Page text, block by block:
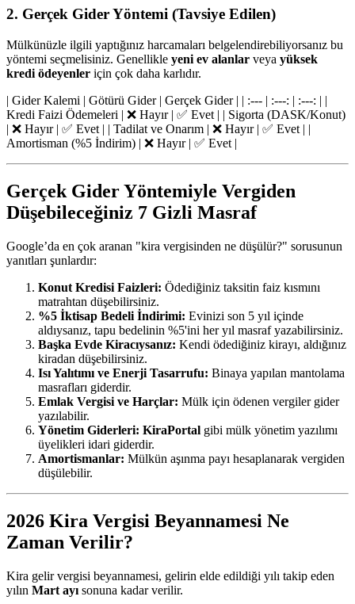
2. Gerçek Gider Yöntemi (Tavsiye Edilen)
Mülkünüzle ilgili yaptığınız harcamaları belgelendirebiliyorsanız bu
yöntemi seçmelisiniz. Genellikle yeni ev alanlar veya yüksek
kredi ödeyenler için çok daha karlıdır.
| Gider Kalemi | Götürü Gider | Gerçek Gider | | :--- | :---: | :---: | |
Kredi Faizi Ödemeleri | ❌ Hayır | ✅ Evet | | Sigorta (DASK/Konut)
| ❌ Hayır | ✅ Evet | | Tadilat ve Onarım | ❌ Hayır | ✅ Evet | |
Amortisman (%5 İndirim) | ❌ Hayır | ✅ Evet |
Gerçek Gider Yöntemiyle Vergiden
Düşebileceğiniz 7 Gizli Masraf
Google’da en çok aranan "kira vergisinden ne düşülür?" sorusunun
yanıtları şunlardır:
Konut Kredisi Faizleri: Ödediğiniz taksitin faiz kısmını
matrahtan düşebilirsiniz.
%5 İktisap Bedeli İndirimi: Evinizi son 5 yıl içinde
aldıysanız, tapu bedelinin %5'ini her yıl masraf yazabilirsiniz.
Başka Evde Kiracıysanız: Kendi ödediğiniz kirayı, aldığınız
kiradan düşebilirsiniz.
Isı Yalıtımı ve Enerji Tasarrufu: Binaya yapılan mantolama
masrafları giderdir.
Emlak Vergisi ve Harçlar: Mülk için ödenen vergiler gider
yazılabilir.
Yönetim Giderleri: KiraPortal gibi mülk yönetim yazılımı
üyelikleri idari giderdir.
Amortismanlar: Mülkün aşınma payı hesaplanarak vergiden
düşülebilir.
2026 Kira Vergisi Beyannamesi Ne
Zaman Verilir?
Kira gelir vergisi beyannamesi, gelirin elde edildiği yılı takip eden
yılın Mart ayı sonuna kadar verilir.